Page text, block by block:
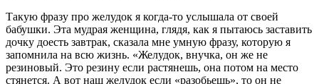
Такую фразу про желудок я когда-то услышала от своей
бабушки. Эта мудрая женщина, глядя, как я пытаюсь заставить
дочку доесть завтрак, сказала мне умную фразу, которую я
запомнила на всю жизнь. «Желудок, внучка, он же не
резиновый. Это резину если растянешь, она потом на место
стянется. А вот наш желудок если «разобьешь», то он не